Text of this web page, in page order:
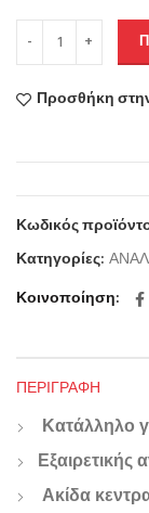
Προσθήκη
Κωδικός
Κατηγορίες:
Κοινοποίηση
ΠΕΡΙΓΡΑΦΉ
Κατάλληλο
Εξαιρετικής
Ακίδα